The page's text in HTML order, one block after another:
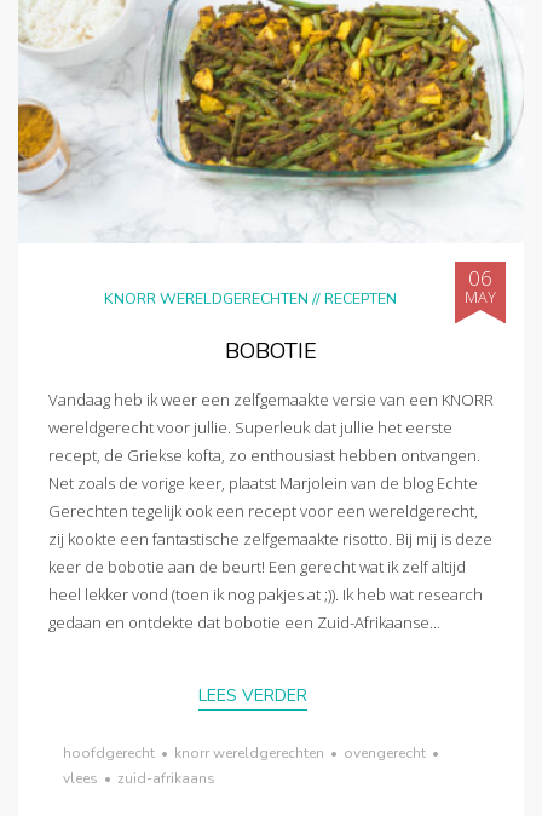
KNORR WERELDGERECHTEN //RECEPTEN
06
MAY
BOBOTIE
Vandaag heb ik weer een zelfgemaakte versie van een KNORR
wereldgerecht voor jullie. Superleuk dat jullie het eerste
recept, de Griekse kofta, zo enthousiast hebben ontvangen.
Net zoals de vorige keer, plaatst Marjolein van de blog Echte
Gerechten tegelijk ook een recept voor een wereldgerecht,
zij kookte een fantastische zelfgemaakte risotto. Bij mij is deze
keer de bobotie aan de beurt! Een gerecht wat ik zelf altijd
heel lekker vond (toen ik nog pakjes at ;)). Ik heb wat research
gedaan en ontdekte dat bobotie een Zuid-Afrikaanse...
LEES VERDER
hoofdgerecht • knorr wereldgerechten • ovengerecht •
vlees • zuid-afrikaans